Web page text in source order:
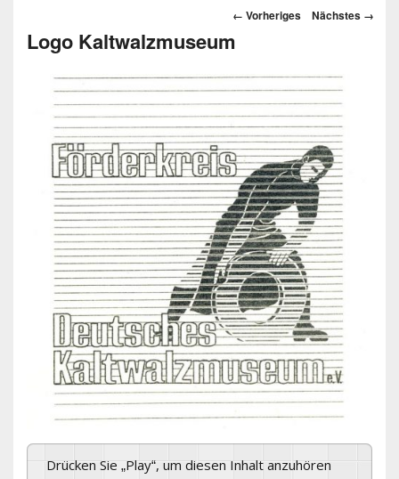
Bilder-
← Vorheriges Nächstes →
Logo Kaltwalzmuseum
Drücken Sie „Play“, um diesen Inhalt anzuhören